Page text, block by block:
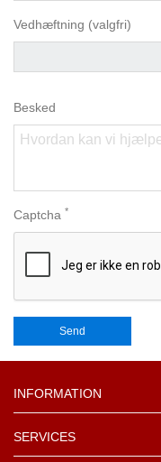
Vedhæftning (valgfri)
Besked
Captcha *
INFORMATION
SERVICES